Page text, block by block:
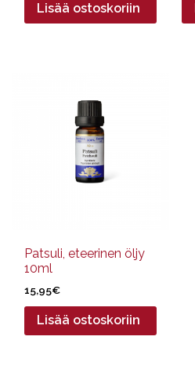
Lisää ostoskoriin
Patsuli, eteerinen öljy
10ml
15,95€
Lisää ostoskoriin